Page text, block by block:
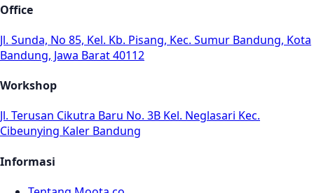
Office
Jl. Sunda, No 85, Kel. Kb. Pisang, Kec. Sumur Bandung, Kota
Bandung, Jawa Barat 40112
Workshop
Jl. Terusan Cikutra Baru No. 3B Kel. Neglasari Kec.
Cibeunying Kaler Bandung
Informasi